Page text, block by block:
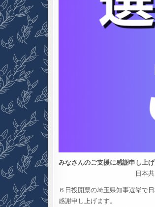
みなさんのご支援に感謝申し上げ
日本共産党 埼
６日投開票の埼玉県知事選挙で
感謝申し上げます。